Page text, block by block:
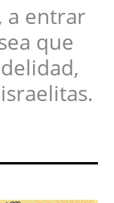
a entrar
que